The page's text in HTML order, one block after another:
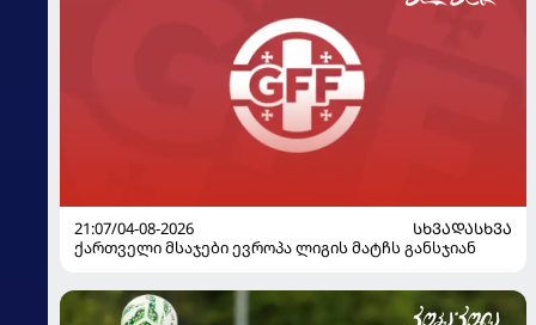
21:07/04-08-2026
ᲡᲮᲕᲐᲓᲐᲡᲮᲕᲐ
ქართველი მსაჯები ევროპა ლიგის მატჩს განსჯიან